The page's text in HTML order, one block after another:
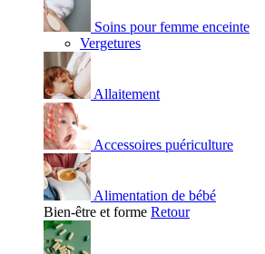
Soins pour femme enceinte
Vergetures
Allaitement
Accessoires puériculture
Alimentation de bébé
Bien-être et forme Retour